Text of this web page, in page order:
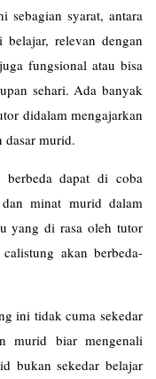
sebagian syarat, antara
relevan dengan
fungsional atau bisa
sehari. Ada banyak
didalam mengajarkan
dasar murid.
dapat di coba
minat murid dalam
yang di rasa oleh tutor
akan berbeda-
ini tidak cuma sekedar
murid biar mengenali
bukan sekedar belajar